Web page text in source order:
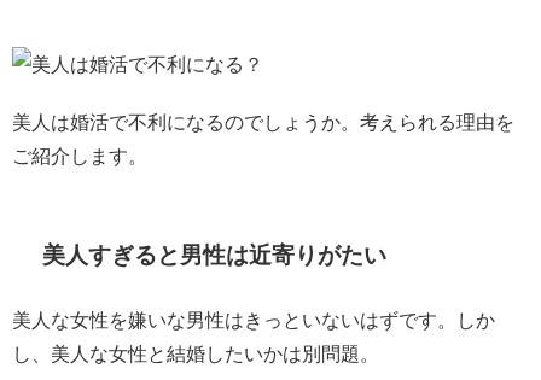
美人は婚活で不利になるのでしょうか。考えられる理由を
ご紹介します。
美人すぎると男性は近寄りがたい
美人な女性を嫌いな男性はきっといないはずです。しか
し、美人な女性と結婚したいかは別問題。